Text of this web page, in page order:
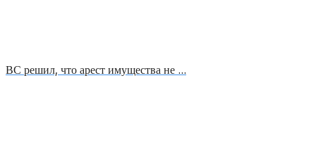
ВС решил, что арест имущества не …